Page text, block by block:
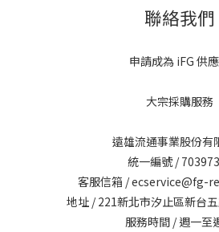
聯絡我們
申請成為 iFG 供
大宗採購服務
遠雄流通事業股份有
統一編號 /
客服信箱 / ecservice@fg-
地址 / 221新北市汐止區新台
服務時間 / 週一至